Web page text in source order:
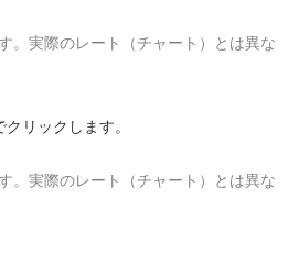
。実際のレート（チャート）とは異な
リックします。
。実際のレート（チャート）とは異な